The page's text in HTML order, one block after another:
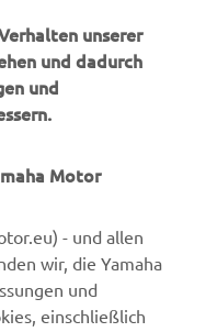
Sonderkonditionen.
unserer
und dadurch
und
Motor
- und allen
wir, die Yamaha
und
einschließlich